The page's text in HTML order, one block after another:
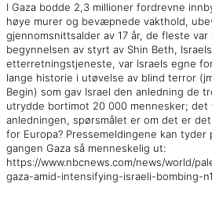
I Gaza bodde 2,3 millioner fordrevne
høye murer og bevæpnede vakthold,
gjennomsnittsalder av 17 år, de fleste var
begynnelsen av styrt av Shin Beth,
etterretningstjeneste, var Israels egne
lange historie i utøvelse av blind terror
Begin) som gav Israel den anledning de
utrydde bortimot 20 000 mennesker; det
anledningen, spørsmålet er om det er
for Europa? Pressemeldingene kan
gangen Gaza så menneskelig ut:
https://www.nbcnews.com/news/world/
gaza-amid-intensifying-israeli-bombing-